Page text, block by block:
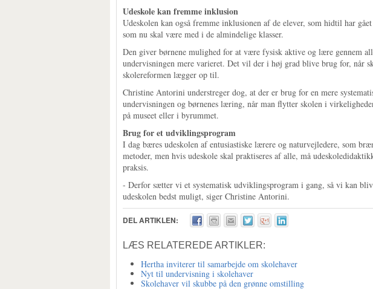
Udeskole kan fremme inklusion
Udeskolen kan også fremme inklusionen af de elever, som hidtil har
som nu skal være med i de almindelige klasser.
Den giver børnene mulighed for at være fysisk aktive og lære gennem
undervisningen mere varieret. Det vil der i høj grad blive brug for, når
skolereformen lægger op til.
Christine Antorini understreger dog, at der er brug for en mere
undervisningen og børnenes læring, når man flytter skolen i
på museet eller i byrummet.
Brug for et udviklingsprogram
I dag bæres udeskolen af entusiastiske lærere og naturvejledere, som
metoder, men hvis udeskole skal praktiseres af alle, må
praksis.
- Derfor sætter vi et systematisk udviklingsprogram i gang, så vi kan
udeskolen bedst muligt, siger Christine Antorini.
DEL ARTIKLEN:
LÆS RELATEREDE ARTIKLER:
Hertha inviterer til samarbejde om skolehaver
Nyt til undervisning i skolehaver
Skolehaver vil skubbe på den grønne omstilling